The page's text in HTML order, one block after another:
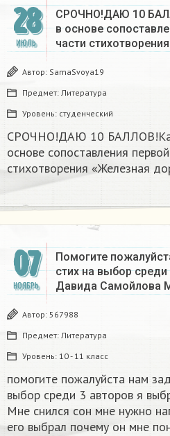
28
ИЮЛЬ
СРОЧНО!ДАЮ 10
в основе
части
Автор: SamaSvoya19
Предмет: Литература
Уровень: студенческий
СРОЧНО!ДАЮ 10
основе сопоставления
стихотворения «Железная
07
НОЯБРЬ
Помогите
стих на выбор
Давида Самойлова
Автор: 567988
Предмет: Литература
Уровень: 10 - 11 класс
помогите пожалуйста нам
выбор среди 3 авторов я
Мне снился сон мне нужно
его выбрал почему он мне